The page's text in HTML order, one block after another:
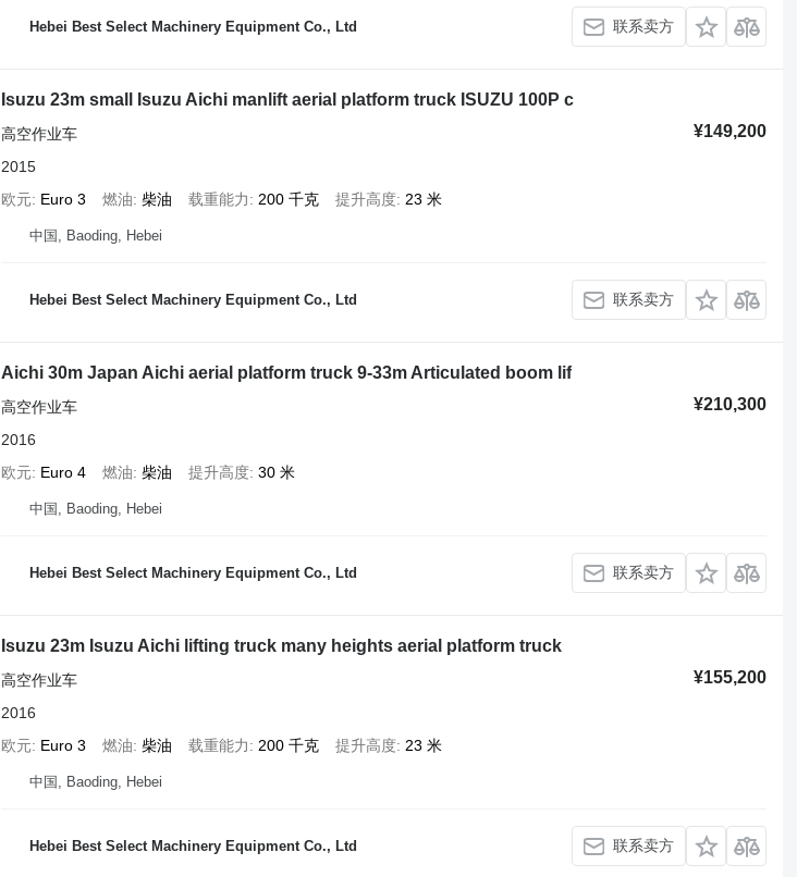
Hebei Best Select Machinery Equipment Co., Ltd 联系卖方
Isuzu 23m small Isuzu Aichi manlift aerial platform truck ISUZU 100P c
¥149,200
高空作业车
2015
欧元 Euro 3 燃油 柴油 载重能力 200 千克 提升高度 23 米
中国, Baoding, Hebei
Hebei Best Select Machinery Equipment Co., Ltd 联系卖方
Aichi 30m Japan Aichi aerial platform truck 9-33m Articulated boom lif
¥210,300
高空作业车
2016
欧元 Euro 4 燃油 柴油 提升高度 30 米
中国, Baoding, Hebei
Hebei Best Select Machinery Equipment Co., Ltd 联系卖方
Isuzu 23m Isuzu Aichi lifting truck many heights aerial platform truck
¥155,200
高空作业车
2016
欧元 Euro 3 燃油 柴油 载重能力 200 千克 提升高度 23 米
中国, Baoding, Hebei
Hebei Best Select Machinery Equipment Co., Ltd 联系卖方